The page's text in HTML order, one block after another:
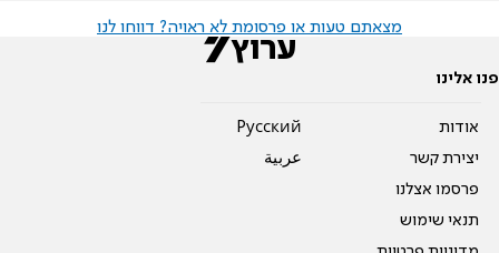
מצאתם טעות או פרסומת לא ראויה? דווחו לנו
פנו אלינו
אודות
יצירת קשר
פרסמו אצלנו
תנאי שימוש
Pусский
عربية